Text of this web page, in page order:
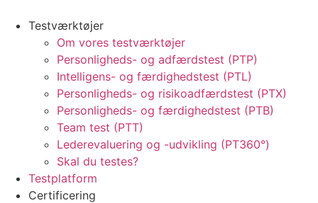
Testværktøjer
Om vores testværktøjer
Personligheds- og adfærdstest (PTP)
Intelligens- og færdighedstest (PTL)
Personligheds- og risikoadfærdstest (PTX)
Personligheds- og færdighedstest (PTB)
Team test (PTT)
Lederevaluering og -udvikling (PT360°)
Skal du testes?
Testplatform
Certificering